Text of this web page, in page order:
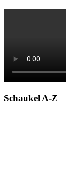
Schaukel A-Z